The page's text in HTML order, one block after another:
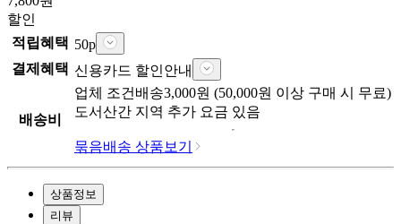
할인
적립혜택 50p
결제혜택 신용카드 할인안내
배송비
업체 조건배송3,000원 (50,000원 이상 구매 시 무료)
도서산간 지역 추가 요금 있음
묶음배송 상품보기
상품정보
리뷰